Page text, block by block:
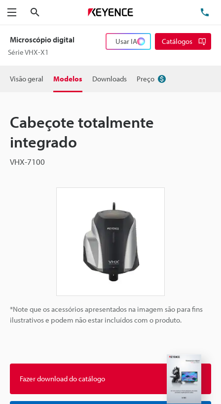
Menu
Microscópio digital
Série VHX-X1
Usar IA Catálogos
Visão geral Modelos Downloads Preço
Cabeçote totalmente
integrado
VHX-7100
*Note que os acessórios apresentados na imagem são para fins
ilustrativos e podem não estar incluídos com o produto.
Fazer download do catálogo